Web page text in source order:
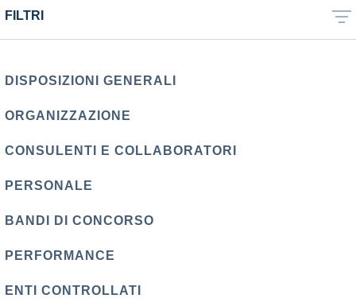
FILTRI
DISPOSIZIONI GENERALI
ORGANIZZAZIONE
CONSULENTI E COLLABORATORI
PERSONALE
BANDI DI CONCORSO
PERFORMANCE
ENTI CONTROLLATI